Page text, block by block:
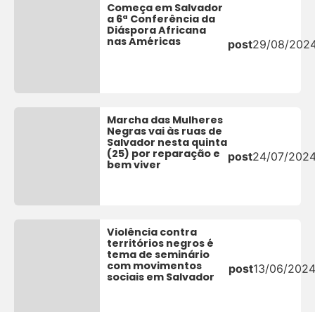
Começa em Salvador
a 6ª Conferência da
Diáspora Africana
nas Américas
post29/08/
Marcha das Mulheres
Negras vai às ruas de
Salvador nesta quinta
(25) por reparação e
bem viver
post24/07/
Violência contra
territórios negros é
tema de seminário
com movimentos
sociais em Salvador
post13/06/